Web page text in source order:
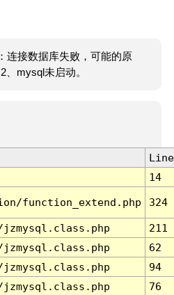
连接数据库失败，可能的原
、mysql未启动。
Line
14
function_extend.php 324
211
62
94
76